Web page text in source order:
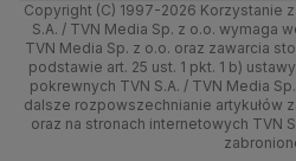
Ministerstwo Cyfryzacji
Ministerstwo Edukacji Narodowej
Ministerstwo Finansów
Ministerstwo Klimatu i Środowiska
Ministerstwo Nauki i Szkolnictwa
Tematy
Kujawsko-pomorskie
Lublin
Lubuskie
Ze świata
Tech
Moto
Prognoza
Świat
Nauka
Lekkoatletyka
Siatkówka
F1
Zdrowie
Tech
Nauka
Uwaga TVN
HGTV
TVN Turbo
Test zgodności
Oglądaj na TV
Zrealizuj voucher
Copyright (C) 1997-2026 Korzystanie
S.A. / TVN Media Sp. z o.o. wymaga
TVN Media Sp. z o.o. oraz zawarcia
podstawie art. 25 ust. 1 pkt. 1 b)
pokrewnych TVN S.A. / TVN Media
dalsze rozpowszechnianie artykułów
oraz na stronach internetowych TVN